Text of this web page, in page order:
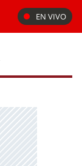
EN VIVO